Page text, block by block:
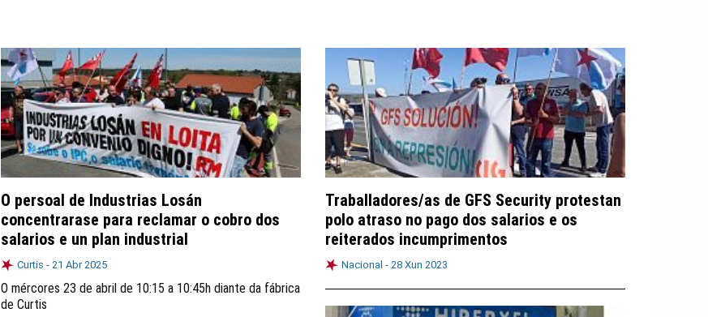
O persoal de Industrias Losán
concentrarase para reclamar o cobro dos
salarios e un plan industrial
Curtis - 21 Abr 2025
O mércores 23 de abril de 10:15 a 10:45h diante da fábrica
de Curtis
Traballadores/as de GFS Security protestan
polo atraso no pago dos salarios e os
reiterados incumprimentos
Nacional - 28 Xun 2023